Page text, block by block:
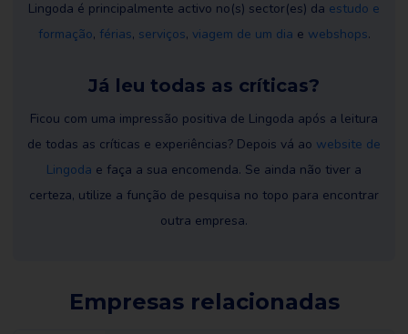
Lingoda é principalmente activo no(s) sector(es) da estudo e
formação, férias, serviços, viagem de um dia e webshops.
Já leu todas as críticas?
Ficou com uma impressão positiva de Lingoda após a leitura
de todas as críticas e experiências? Depois vá ao website de
Lingoda e faça a sua encomenda. Se ainda não tiver a
certeza, utilize a função de pesquisa no topo para encontrar
outra empresa.
Empresas relacionadas